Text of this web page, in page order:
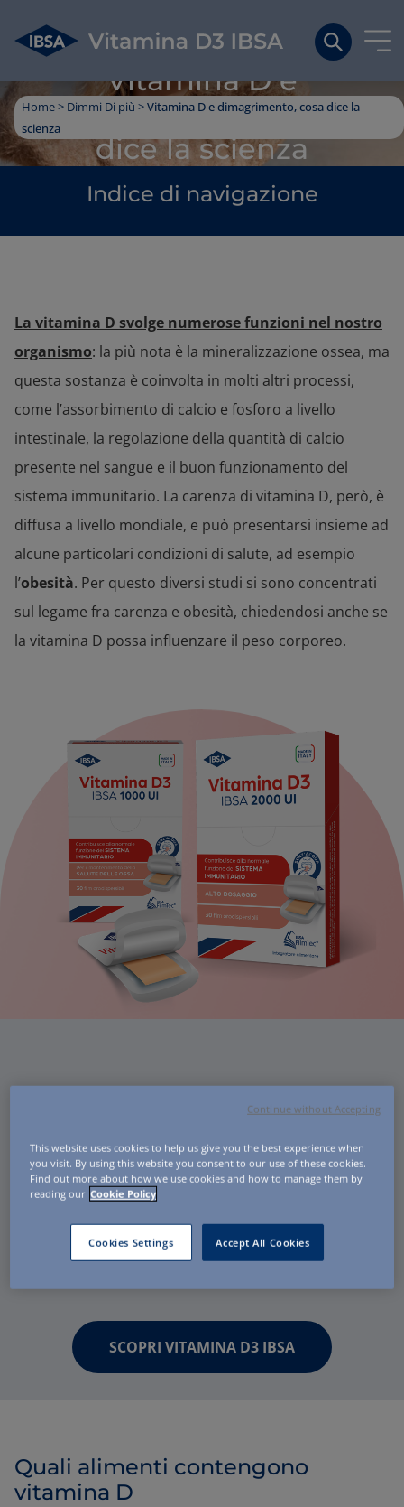
Skip
content
Search
Home> Dimmi Di più >Vitamina D e dimagrimento, cosa dice la
scienza
D COME DIETA
Vitamina D e
dimagrimento, cosa
dice la scienza
Indice di navigazione
La vitamina D svolge numerose funzioni nel nostro
organismo: la più nota è la mineralizzazione ossea, ma
questa sostanza è coinvolta in molti altri processi,
come l’assorbimento di calcio e fosforo a livello
intestinale, la regolazione della quantità di calcio
presente nel sangue e il buon funzionamento del
sistema immunitario. La carenza di vitamina D, però, è
diffusa a livello mondiale, e può presentarsi insieme ad
alcune particolari condizioni di salute, ad esempio
l’obesità. Per questo diversi studi si sono concentrati
sul legame fra carenza e obesità, chiedendosi anche se
la vitamina D possa influenzare il peso corporeo.
Integratore
Vitamina D3 IBSA
L’Integratore Vitamina D3 IBSA contribuisce al buon
delle ossa, permettendo il corretto assorbimento del
SCOPRI VITAMINA D3 IBSA
Quali alimenti contengono
vitamina D
This website uses cookies to help us give you the best experience when
you visit. By using this website you consent to our use of these cookies.
Find out more about how we use cookies and how to manage them by
reading our Cookie Policy
Accept All Cookies
Cookies Settings
Continue without Accepting